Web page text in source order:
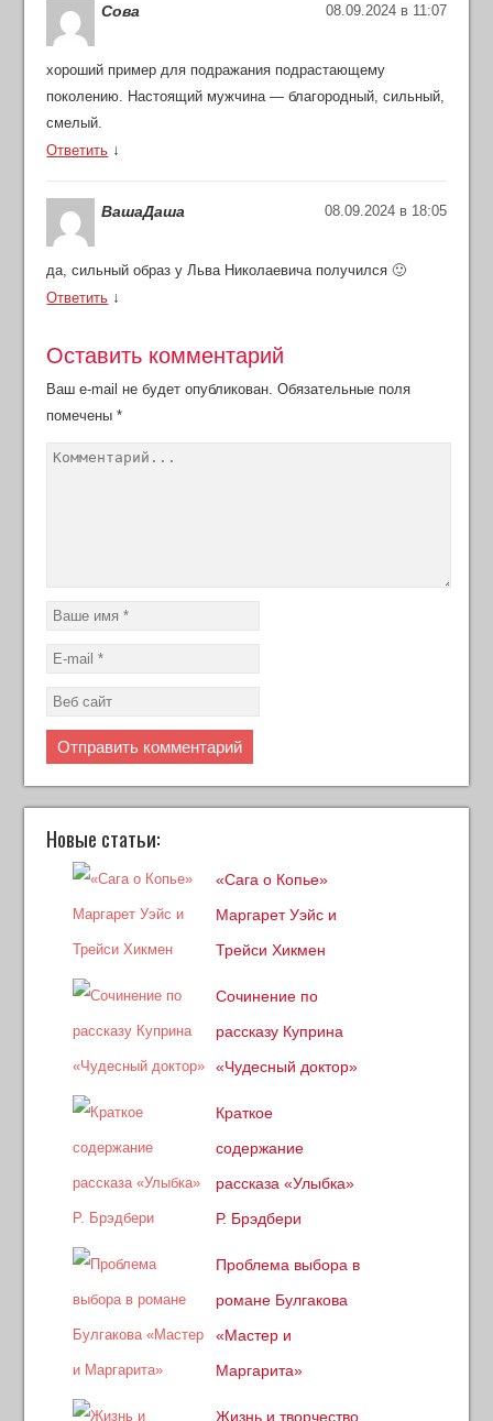
Сова 08.09.2024 в 11:07
хороший пример для подражания подрастающему
поколению. Настоящий мужчина — благородный, сильный,
смелый.
Ответить ↓
ВашаДаша 08.09.2024 в 18:05
да, сильный образ у Льва Николаевича получился 🙂
Ответить ↓
Оставить комментарий
Ваш e-mail не будет опубликован. Обязательные поля
помечены*
Новые статьи:
«Сага о Копье»
Маргарет Уэйс и
Трейси Хикмен
Сочинение по
рассказу Куприна
«Чудесный доктор»
Краткое
содержание
рассказа «Улыбка»
Р. Брэдбери
Проблема выбора в
романе Булгакова
«Мастер и
Маргарита»
Жизнь и творчество